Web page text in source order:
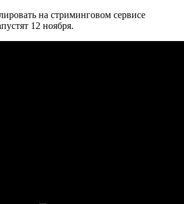
на стриминговом сервисе
12 ноября.